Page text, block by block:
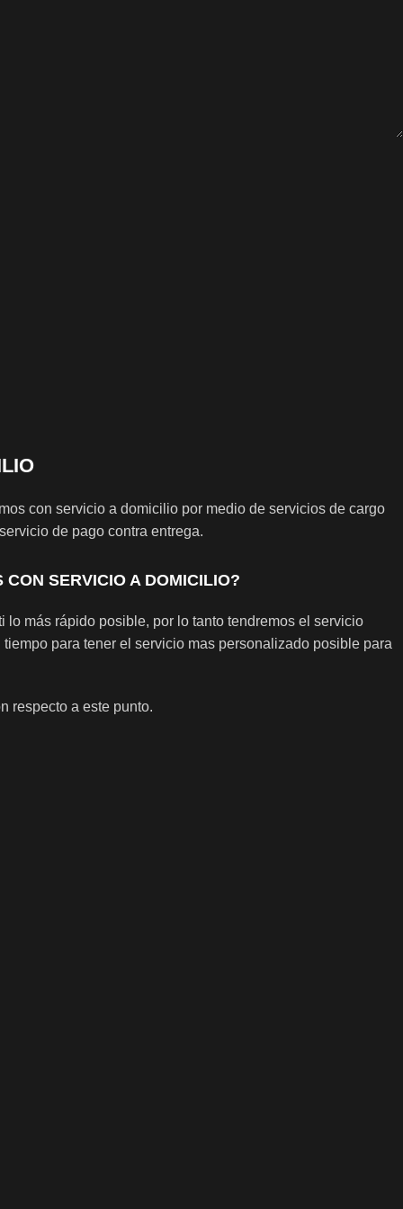
con servicio a domicilio por medio de servicios de cargo
de pago contra entrega.
SERVICIO A DOMICILIO?
lo más rápido posible, por lo tanto tendremos el servicio
para tener el servicio mas personalizado posible para
respecto a este punto.